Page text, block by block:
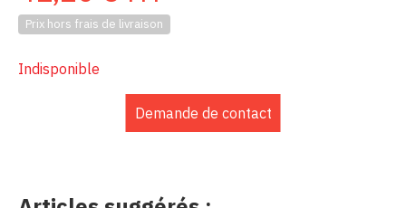
Prix hors frais de livraison
Indisponible
Demande de contact